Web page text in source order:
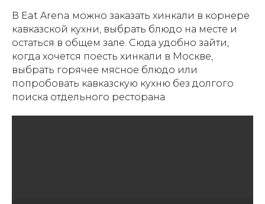
В Eat Arena можно заказать хинкали в корнере
кавказской кухни, выбрать блюдо на месте и
остаться в общем зале. Сюда удобно зайти,
когда хочется поесть хинкали в Москве,
выбрать горячее мясное блюдо или
попробовать кавказскую кухню без долгого
поиска отдельного ресторана